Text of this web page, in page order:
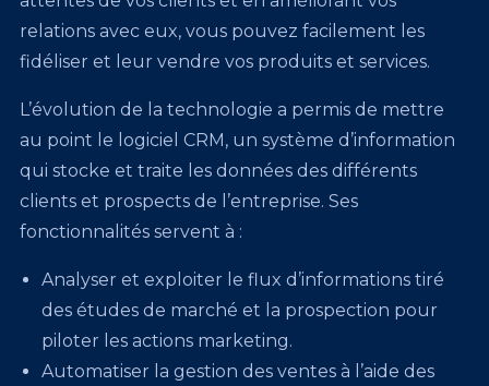
relations avec eux, vous pouvez facilement les
fidéliser et leur vendre vos produits et services.
L’évolution de la technologie a permis de mettre
au point le logiciel CRM, un système d’information
qui stocke et traite les données des différents
clients et prospects de l’entreprise. Ses
fonctionnalités servent à :
Analyser et exploiter le flux d’informations tiré
des études de marché et la prospection pour
piloter les actions marketing.
Automatiser la gestion des ventes à l’aide des